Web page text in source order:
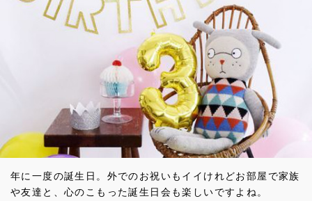
年に一度の誕生日。外でのお祝いもイイけれどお部屋で家族
や友達と、心のこもった誕生日会も楽しいですよね。